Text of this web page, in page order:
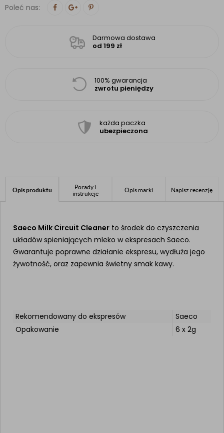
Poleć nas:
Darmowa dostawa
od 199 zł
100% gwarancja
zwrotu pieniędzy
każda paczka
ubezpieczona
Opis produktu
Porady i
instrukcje
Opis marki Napisz recenzję
Saeco Milk Circuit Cleaner to środek do czyszczenia
układów spieniających mleko w ekspresach Saeco.
Gwarantuje poprawne działanie ekspresu, wydłuża jego
żywotność, oraz zapewnia świetny smak kawy.
Rekomendowany do ekspresów
Saeco
Opakowanie
6 x 2g